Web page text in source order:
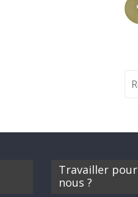
Travailler pour
nous ?